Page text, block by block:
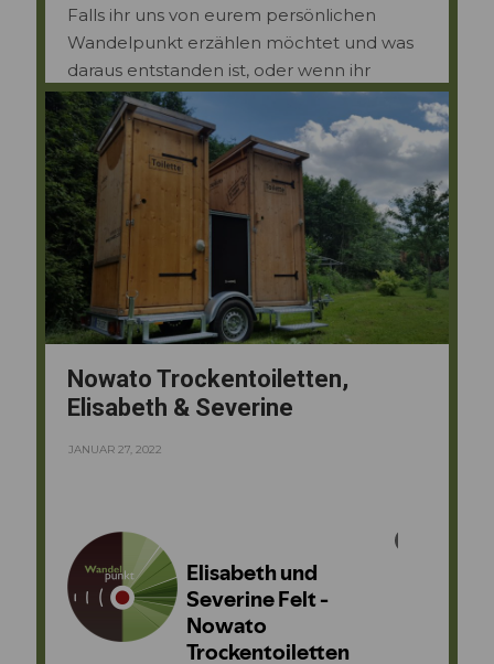
Falls ihr uns von eurem persönlichen
Wandelpunkt erzählen möchtet und was
daraus entstanden ist, oder wenn ihr
jemanden kennt, den wir interviewen
sollen, einfachkontaktierenoder eine E-
Mail an
kontakt@wandelpunkt-podcast.de
schicken.
Wir freuen uns, von euch zu hören.
Nowato Trockentoiletten,
Elisabeth & Severine
JANUAR 27, 2022